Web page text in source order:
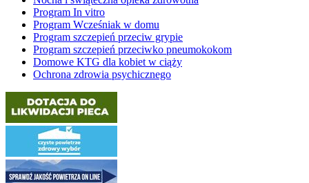
Program In vitro
Program Wcześniak w domu
Program szczepień przeciw grypie
Program szczepień przeciwko pneumokokom
Domowe KTG dla kobiet w ciąży
Ochrona zdrowia psychicznego